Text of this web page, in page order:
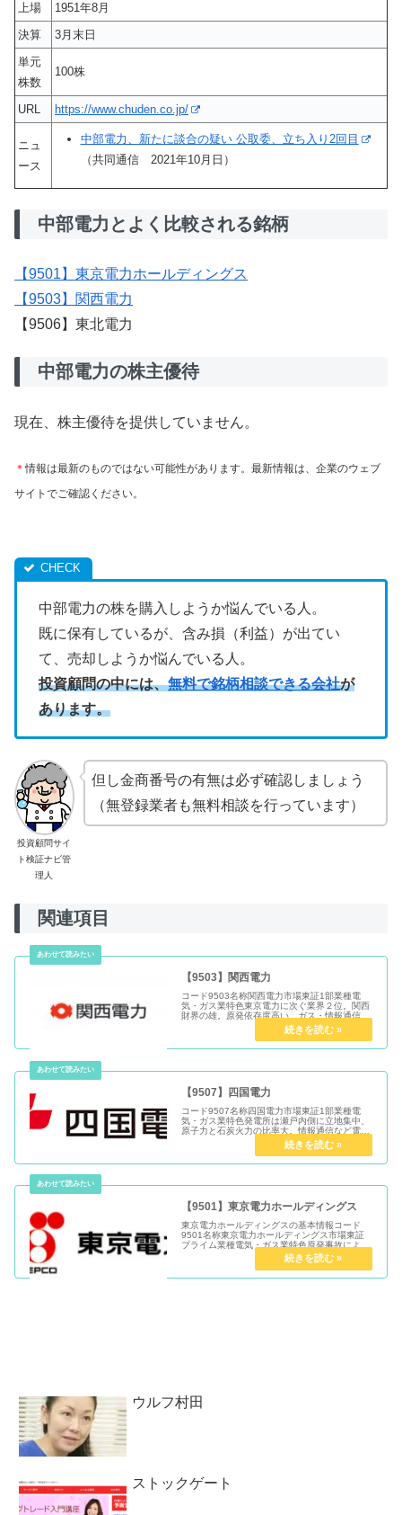
上場
1951年8月
決算
3月末日
単元
株数
100株
URL https://www.chuden.co.jp/
ニュ
ース
中部電力、新たに談合の疑い 公取委、立ち入り2回目
（共同通信 2021年10月日）
中部電力とよく比較される銘柄
【9501】東京電力ホールディングス
【9503】関西電力
【9506】東北電力
中部電力の株主優待
現在、株主優待を提供していません。
＊情報は最新のものではない可能性があります。最新情報は、企業のウェブ
サイトでご確認ください。
中部電力の株を購入しようか悩んでいる人。
既に保有しているが、含み損（利益）が出てい
て、売却しようか悩んでいる人。
投資顧問の中には、無料で銘柄相談できる会社が
あります。
投資顧問サイ
ト検証ナビ管
理人
但し金商番号の有無は必ず確認しましょう
（無登録業者も無料相談を行っています）
関連項目
【9503】関西電力
コード9503名称関西電力市場東証1部業種電
気・ガス業特色東京電力に次ぐ業界２位。関西
財界の雄。原発依存度高い。ガス・情報通信・
不動産も展開代表者岩根 茂樹設立1951年5月
1日上場1951年7月決算3月末日単元株数100株
【9507】四国電力
コード9507名称四国電力市場東証1部業種電
気・ガス業特色発電所は瀬戸内側に立地集中、
原子力と石炭火力の比率大。情報通信など電力
以外へ多角化推進代表者長井 啓介設立1951
年5月1日上場1952年9月決算3月末日単元株数
【9501】東京電力ホールディングス
東京電力ホールディングスの基本情報コード
9501名称東京電力ホールディングス市場東証
プライム業種電気・ガス業特色原発事故による
賠償負担や廃炉費用続く。政府の一時公的管理
下に。持株会社下で発送電分離代表者小早川
ウルフ村田
ストックゲート